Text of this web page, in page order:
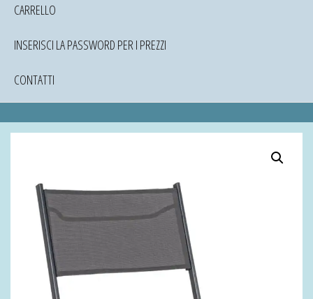
CARRELLO
INSERISCI LA PASSWORD PER I PREZZI
CONTATTI